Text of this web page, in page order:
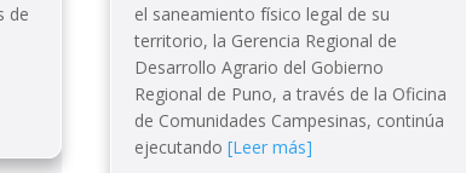
de
el saneamiento físico legal de su
territorio, la Gerencia Regional de
Desarrollo Agrario del Gobierno
Regional de Puno, a través de la Oficina
de Comunidades Campesinas, continúa
ejecutando [Leer más]